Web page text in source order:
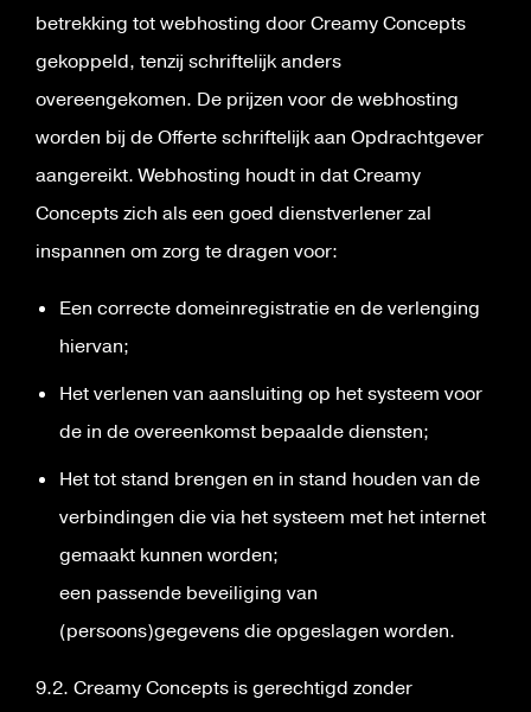
betrekking tot webhosting door Creamy Concepts
gekoppeld, tenzij schriftelijk anders
overeengekomen. De prijzen voor de webhosting
worden bij de Offerte schriftelijk aan Opdrachtgever
aangereikt. Webhosting houdt in dat Creamy
Concepts zich als een goed dienstverlener zal
inspannen om zorg te dragen voor:
Een correcte domeinregistratie en de verlenging
hiervan;
Het verlenen van aansluiting op het systeem voor
de in de overeenkomst bepaalde diensten;
Het tot stand brengen en in stand houden van de
verbindingen die via het systeem met het internet
gemaakt kunnen worden;
een passende beveiliging van
(persoons)gegevens die opgeslagen worden.
9.2. Creamy Concepts is gerechtigd zonder